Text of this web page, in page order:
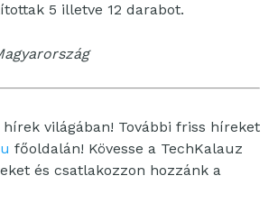
5 illetve 12 darabot.
világában! További friss híreket
főoldalán! Kövesse a TechKalauz
és csatlakozzon hozzánk a